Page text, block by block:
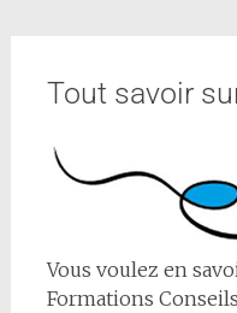
Tout savoir
Vous voulez en
Formations